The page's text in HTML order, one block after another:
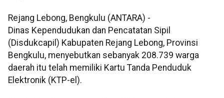
Rejang Lebong, Bengkulu (ANTARA) -
Dinas Kependudukan dan Pencatatan Sipil
(Disdukcapil) Kabupaten Rejang Lebong, Provinsi
Bengkulu, menyebutkan sebanyak 208.739 warga
daerah itu telah memiliki Kartu Tanda Penduduk
Elektronik (KTP-el).